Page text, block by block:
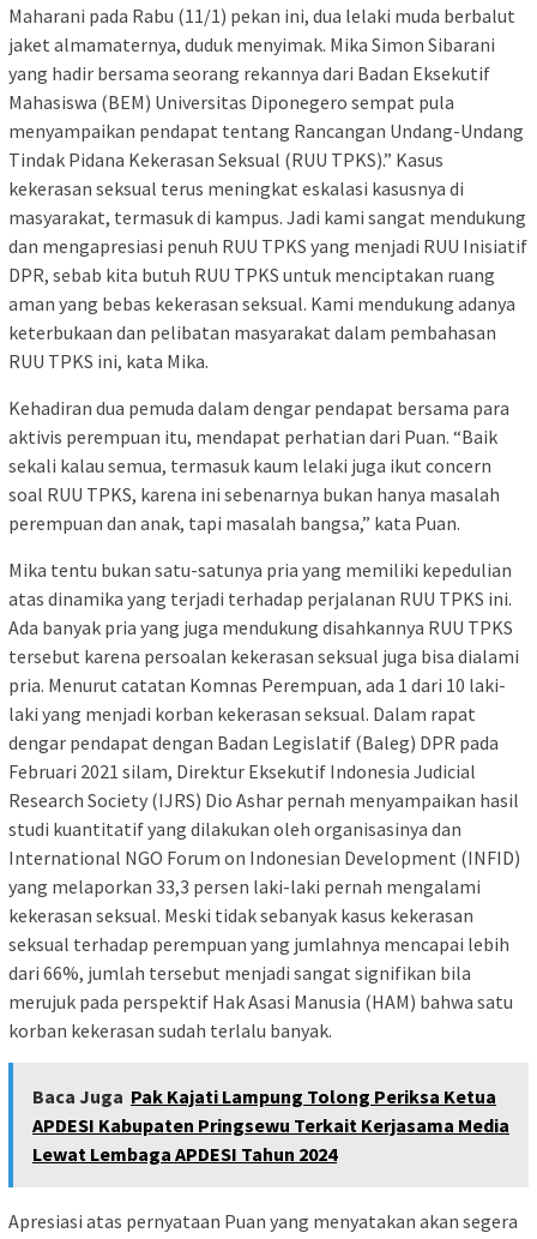
Maharani pada Rabu (11/1) pekan ini, dua lelaki muda berbalut
jaket almamaternya, duduk menyimak. Mika Simon Sibarani
yang hadir bersama seorang rekannya dari Badan Eksekutif
Mahasiswa (BEM) Universitas Diponegero sempat pula
menyampaikan pendapat tentang Rancangan Undang-Undang
Tindak Pidana Kekerasan Seksual (RUU TPKS).” Kasus
kekerasan seksual terus meningkat eskalasi kasusnya di
masyarakat, termasuk di kampus. Jadi kami sangat mendukung
dan mengapresiasi penuh RUU TPKS yang menjadi RUU Inisiatif
DPR, sebab kita butuh RUU TPKS untuk menciptakan ruang
aman yang bebas kekerasan seksual. Kami mendukung adanya
keterbukaan dan pelibatan masyarakat dalam pembahasan
RUU TPKS ini, kata Mika.
Kehadiran dua pemuda dalam dengar pendapat bersama para
aktivis perempuan itu, mendapat perhatian dari Puan. “Baik
sekali kalau semua, termasuk kaum lelaki juga ikut concern
soal RUU TPKS, karena ini sebenarnya bukan hanya masalah
perempuan dan anak, tapi masalah bangsa,” kata Puan.
Mika tentu bukan satu-satunya pria yang memiliki kepedulian
atas dinamika yang terjadi terhadap perjalanan RUU TPKS ini.
Ada banyak pria yang juga mendukung disahkannya RUU TPKS
tersebut karena persoalan kekerasan seksual juga bisa dialami
pria. Menurut catatan Komnas Perempuan, ada 1 dari 10 laki-
laki yang menjadi korban kekerasan seksual. Dalam rapat
dengar pendapat dengan Badan Legislatif (Baleg) DPR pada
Februari 2021 silam, Direktur Eksekutif Indonesia Judicial
Research Society (IJRS) Dio Ashar pernah menyampaikan hasil
studi kuantitatif yang dilakukan oleh organisasinya dan
International NGO Forum on Indonesian Development (INFID)
yang melaporkan 33,3 persen laki-laki pernah mengalami
kekerasan seksual. Meski tidak sebanyak kasus kekerasan
seksual terhadap perempuan yang jumlahnya mencapai lebih
dari 66%, jumlah tersebut menjadi sangat signifikan bila
merujuk pada perspektif Hak Asasi Manusia (HAM) bahwa satu
korban kekerasan sudah terlalu banyak.
Baca Juga Pak Kajati Lampung Tolong Periksa Ketua
APDESI Kabupaten Pringsewu Terkait Kerjasama Media
Lewat Lembaga APDESI Tahun 2024
Apresiasi atas pernyataan Puan yang menyatakan akan segera